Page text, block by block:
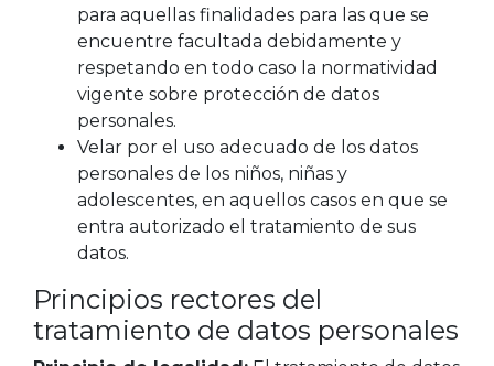
para aquellas finalidades para las que se
encuentre facultada debidamente y
respetando en todo caso la normatividad
vigente sobre protección de datos
personales.
Velar por el uso adecuado de los datos
personales de los niños, niñas y
adolescentes, en aquellos casos en que se
entra autorizado el tratamiento de sus
datos.
Principios rectores del
tratamiento de datos personales